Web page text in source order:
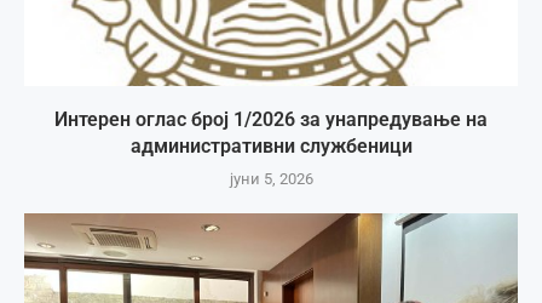
Интерен оглас број 1/2026 за унапредување на
административни службеници
јуни 5, 2026